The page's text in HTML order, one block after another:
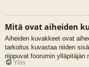
Mitä ovat aiheiden
Aiheiden kuvakkeet ovat
tarkoitus kuvastaa niiden
riippuvat foorumin ylläpitäjän
Ylös